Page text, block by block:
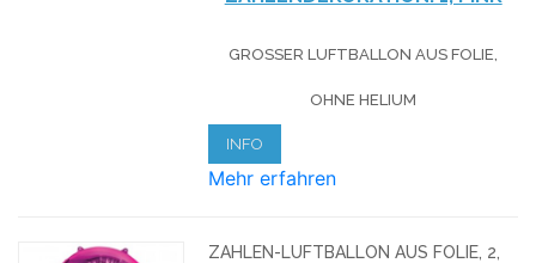
GROSSER LUFTBALLON AUS FOLIE, O
HNE HELIUM
INFO
Mehr erfahren
ZAHLEN-LUFTBALLON AUS FOLIE, 2,